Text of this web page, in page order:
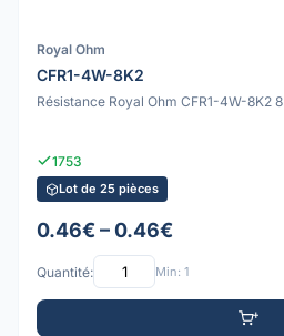
Royal Ohm
CFR1-4W-8K2
Résistance Royal Ohm CFR1-4W-8K2
1753
Lot de 25 pièces
0.46€ – 0.46€
Quantité: Min: 1